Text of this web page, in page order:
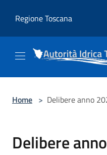
Regione Toscana
Home > Delibere anno
Delibere